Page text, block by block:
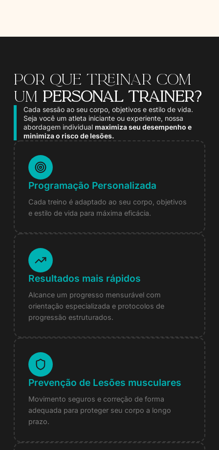
Por que treinar Com
um personal trainer?
Cada sessão ao seu corpo, objetivos e estilo de vida.
Seja você um atleta iniciante ou experiente, nossa
abordagem individual maximiza seu desempenho e
minimiza o risco de lesões.
Programação Personalizada
Cada treino é adaptado ao seu corpo, objetivos
e estilo de vida para máxima eficácia.
Resultados mais rápidos
Alcance um progresso mensurável com
orientação especializada e protocolos de
progressão estruturados.
Prevenção de Lesões musculares
Movimento seguros e correção de forma
adequada para proteger seu corpo a longo
prazo.